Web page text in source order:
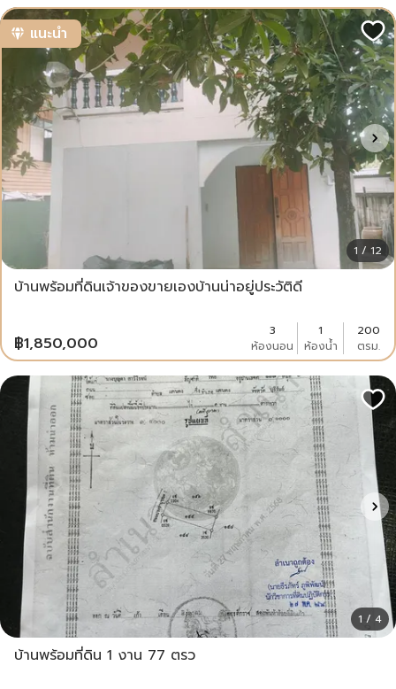
แนะนำ
1 / 12
บ้านพร้อมที่ดินเจ้าของขายเองบ้านน่าอยู่ประวัติดี
฿1,850,000
3
ห้องนอน
1
ห้องน้ำ
200
ตรม.
1 / 4
บ้านพร้อมที่ดิน 1 งาน 77 ตรว